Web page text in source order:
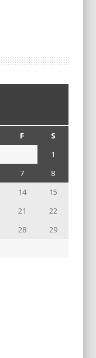
F
S
1
7
8
14
15
21
22
28
29